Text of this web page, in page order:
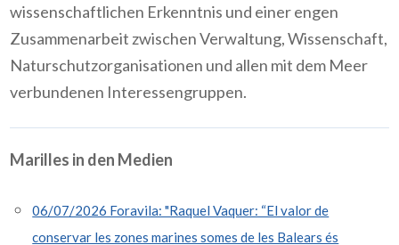
wissenschaftlichen Erkenntnis und einer engen
Zusammenarbeit zwischen Verwaltung, Wissenschaft,
Naturschutzorganisationen und allen mit dem Meer
verbundenen Interessengruppen.
Marilles in den Medien
06/07/2026 Foravila: "Raquel Vaquer: “El valor de
conservar les zones marines somes de les Balears és